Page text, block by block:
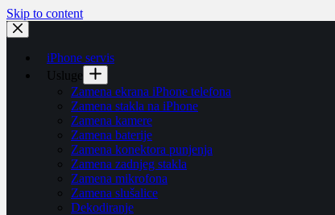
Skip to content
iPhone servis
Usluge
Zamena ekrana iPhone telefona
Zamena stakla na iPhone
Zamena kamere
Zamena baterije
Zamena konektora punjenja
Zamena zadnjeg stakla
Zamena mikrofona
Zamena slušalice
Dekodiranje